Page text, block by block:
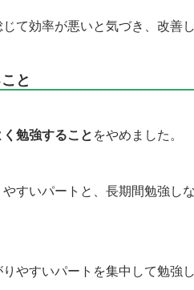
て効率が悪いと気づき、改善し
と
勉強すること をやめました。
すいパートと、長期間勉強し
やすいパートを集中して勉強